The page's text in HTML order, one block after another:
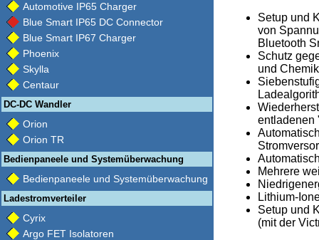
Automotive IP65 Charger
Blue Smart IP65 DC Connector
Blue Smart IP67 Charger
Phoenix
Skylla
Centaur
DC-DC Wandler
Orion
Orion TR
Bedienpaneele und Systemüberwachung
Bedienpaneele und Systemüberwachung
Ladestromverteiler
Cyrix
Argo FET Isolatoren
Setup und
von
Bluetooth
Schutz
und
entladenen
Mehrere
Lithium-
Setup und
(mit der